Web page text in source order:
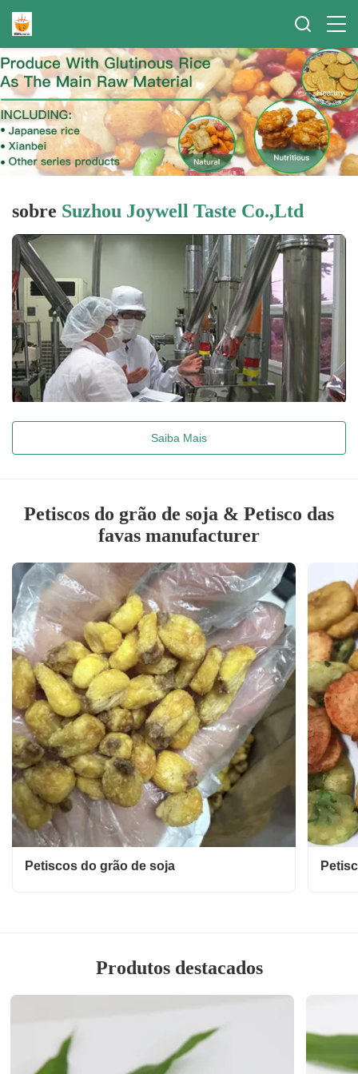
sobre Suzhou Joywell Taste Co.,Ltd
Saiba Mais
Petiscos do grão de soja & Petisco das
favas manufacturer
Petiscos do grão de soja
Produtos destacados